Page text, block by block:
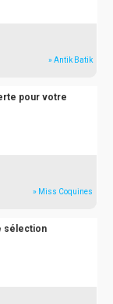
» Antik Batik
pour votre
» Miss Coquines
sélection